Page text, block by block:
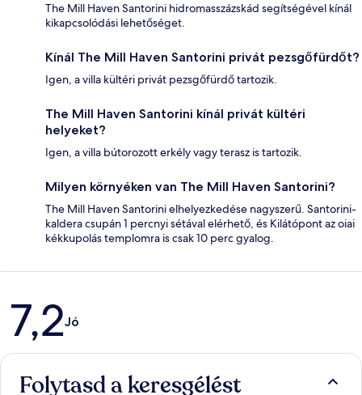
The Mill Haven Santorini hidromasszázskád segítségével kínál
kikapcsolódási lehetőséget.
Kínál The Mill Haven Santorini privát pezsgőfürdőt?
Igen, a villa kültéri privát pezsgőfürdő tartozik.
The Mill Haven Santorini kínál privát kültéri
helyeket?
Igen, a villa bútorozott erkély vagy terasz is tartozik.
Milyen környéken van The Mill Haven Santorini?
The Mill Haven Santorini elhelyezkedése nagyszerű. Santorini-
kaldera csupán 1 percnyi sétával elérhető, és Kilátópont az oiai
kékkupolás templomra is csak 10 perc gyalog.
Értékelések
7,2Jó
Folytasd a keresgélést